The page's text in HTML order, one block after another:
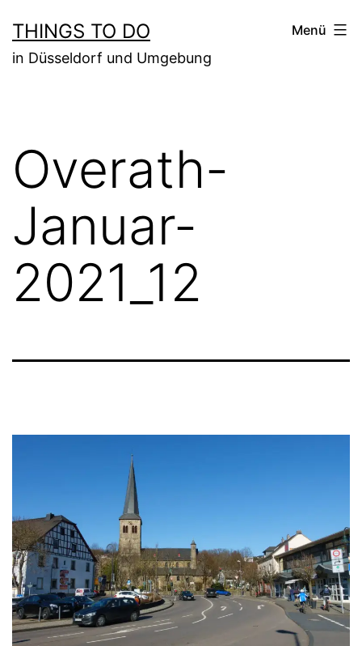
Inhalt
springen
THINGS TO DO
in Düsseldorf und Umgebung
Menü
Overath-
Januar-
2021_12